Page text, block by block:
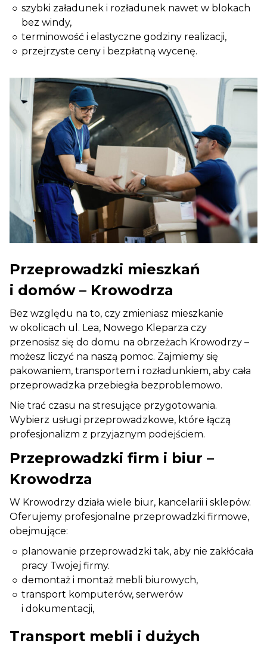
szybki załadunek i rozładunek nawet w blokach
bez windy,
terminowość i elastyczne godziny realizacji,
przejrzyste ceny i bezpłatną wycenę.
Przeprowadzki mieszkań
i domów – Krowodrza
Bez względu na to, czy zmieniasz mieszkanie
w okolicach ul. Lea, Nowego Kleparza czy
przenosisz się do domu na obrzeżach Krowodrzy –
możesz liczyć na naszą pomoc. Zajmiemy się
pakowaniem, transportem i rozładunkiem, aby cała
przeprowadzka przebiegła bezproblemowo.
Nie trać czasu na stresujące przygotowania.
Wybierz usługi przeprowadzkowe, które łączą
profesjonalizm z przyjaznym podejściem.
Przeprowadzki firm i biur –
Krowodrza
W Krowodrzy działa wiele biur, kancelarii i sklepów.
Oferujemy profesjonalne przeprowadzki firmowe,
obejmujące:
planowanie przeprowadzki tak, aby nie zakłócała
pracy Twojej firmy.
demontaż i montaż mebli biurowych,
transport komputerów, serwerów
i dokumentacji,
Transport mebli i dużych